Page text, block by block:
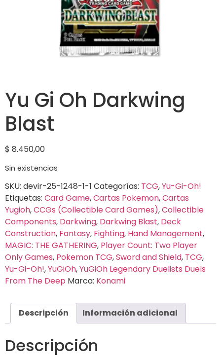
Yu Gi Oh Darkwing
Blast
$ 8.450,00
Sin existencias
SKU: devir-25-1248-1-1 Categorías: TCG,Yu-Gi-Oh!
Etiquetas: Card Game,Cartas Pokemon,Cartas
Yugioh,CCGs (Collectible Card Games),Collectible
Components, Darkwing, Darkwing Blast, Deck
Construction, Fantasy, Fighting, Hand Management,
MAGIC: THE GATHERING, Player Count: Two Player
Only Games, Pokemon TCG,Sword and Shield, TCG,
Yu-Gi-Oh!,YuGiOh,YuGiOh Legendary Duelists Duels
From The Deep Marca: Konami
Descripción Información adicional
Descripción